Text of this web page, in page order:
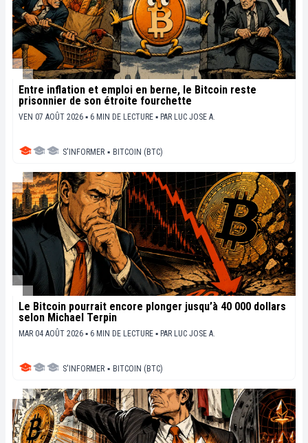
Entre inflation et emploi en berne, le Bitcoin reste
prisonnier de son étroite fourchette
VEN 07 AOÛT 2026 ▪ 6 MIN DE LECTURE ▪ PAR LUC JOSE A.
S'INFORMER ▪ BITCOIN (BTC)
Le Bitcoin pourrait encore plonger jusqu’à 40 000 dollars
selon Michael Terpin
MAR 04 AOÛT 2026 ▪ 6 MIN DE LECTURE ▪ PAR LUC JOSE A.
S'INFORMER ▪ BITCOIN (BTC)